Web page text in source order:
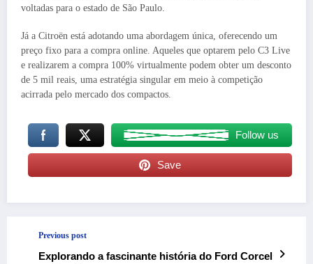
voltadas para o estado de São Paulo.
Já a Citroën está adotando uma abordagem única, oferecendo um
preço fixo para a compra online. Aqueles que optarem pelo C3 Live
e realizarem a compra 100% virtualmente podem obter um desconto
de 5 mil reais, uma estratégia singular em meio à competição
acirrada pelo mercado dos compactos.
Follow us
Save
Previous post
Explorando a fascinante história do Ford Corcel